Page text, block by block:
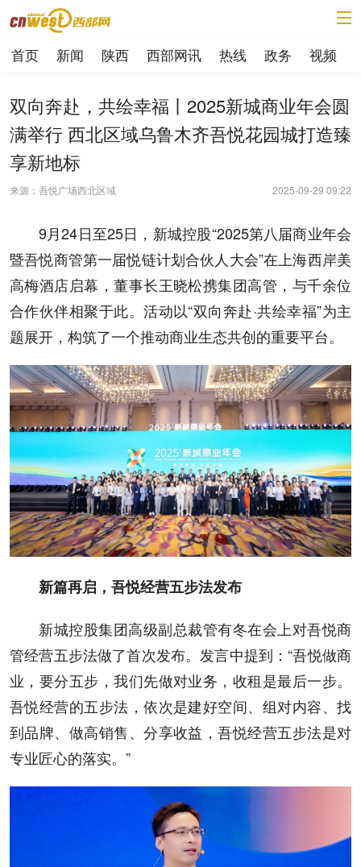
首页 新闻 陕西 西部网讯 热线 政务 视频
双向奔赴，共绘幸福丨2025新城商业年会圆
满举行 西北区域乌鲁木齐吾悦花园城打造臻
享新地标
来源：吾悦广场西北区域 2025-09-29 09:22
9月24日至25日，新城控股“2025第八届商业年会
暨吾悦商管第一届悦链计划合伙人大会”在上海西岸美
高梅酒店启幕，董事长王晓松携集团高管，与千余位
合作伙伴相聚于此。活动以“双向奔赴·共绘幸福”为主
题展开，构筑了一个推动商业生态共创的重要平台。
新篇再启，吾悦经营五步法发布
新城控股集团高级副总裁管有冬在会上对吾悦商
管经营五步法做了首次发布。发言中提到：“吾悦做商
业，要分五步，我们先做对业务，收租是最后一步。
吾悦经营的五步法，依次是建好空间、组对内容、找
到品牌、做高销售、分享收益，吾悦经营五步法是对
专业匠心的落实。”